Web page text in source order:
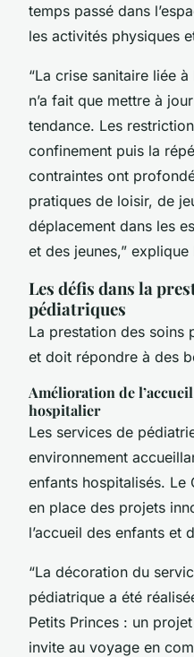
temps passé dans
les activités physiques
“La crise sanitaire liée
n’a fait que mettre à
tendance. Les
confinement puis la
contraintes ont
pratiques de loisir, de
déplacement dans les
et des jeunes,”
Les défis dans la
pédiatriques
La prestation des soins
et doit répondre à des
Amélioration de
hospitalier
Les services de
environnement
enfants hospitalisés. Le
en place des projets
l’accueil des enfants et
“La décoration du
pédiatrique a été
Petits Princes : un
invite au voyage en